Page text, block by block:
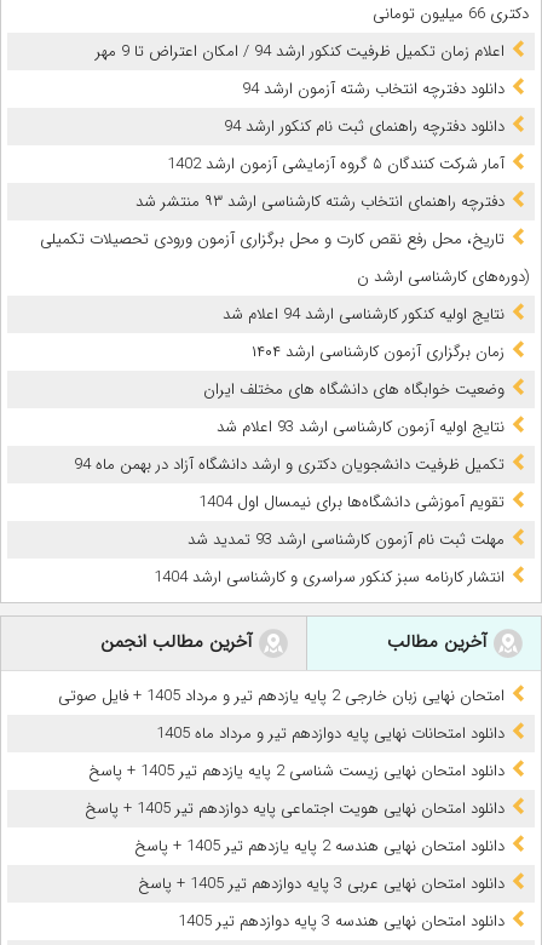
دکتری 66 میلیون تومانی
اعلام زمان تکمیل ظرفیت کنکور ارشد 94 / امکان اعتراض تا 9 مهر
دانلود دفترچه انتخاب رشته آزمون ارشد 94
دانلود دفترچه راهنمای ثبت نام کنکور ارشد 94
آمار شرکت کنندگان ۵ گروه آزمایشی آزمون ارشد 1402
دفترچه راهنمای انتخاب رشته کارشناسی ارشد ۹۳ منتشر شد
تاریخ‌، محل‌ رفع نقص کارت و محل‌ برگزاری‌ آزمون‌ ورودی‌ تحصیلات‌ تکمیلی‌
(دوره‌های‌ کارشناسی‌ ارشد ن
نتایج اولیه کنکور کارشناسی ارشد 94 اعلام شد
زمان برگزاری آزمون کارشناسی‌ ارشد ۱۴۰۴
وضعیت خوابگاه های دانشگاه های مختلف ایران
نتایج اولیه آزمون کارشناسی ارشد 93 اعلام شد
تکمیل ظرفیت دانشجویان دکتری و ارشد دانشگاه آزاد در بهمن ماه 94
تقویم آموزشی دانشگاه‌ها برای نیمسال اول 1404
مهلت ثبت نام آزمون کارشناسی ارشد 93 تمدید شد
انتشار کارنامه سبز کنکور سراسری و کارشناسی ارشد 1404
آخرین مطالب آخرین مطالب انجمن
امتحان نهایی زبان خارجی 2 پایه یازدهم تیر و مرداد 1405 + فایل صوتی
دانلود امتحانات نهایی پایه دوازدهم تیر و مرداد ماه 1405
دانلود امتحان نهایی زیست شناسی 2 پایه یازدهم تیر 1405 + پاسخ
دانلود امتحان نهایی هویت اجتماعی پایه دوازدهم تیر 1405 + پاسخ
دانلود امتحان نهایی هندسه 2 پایه یازدهم تیر 1405 + پاسخ
دانلود امتحان نهایی عربی 3 پایه دوازدهم تیر 1405 + پاسخ
دانلود امتحان نهایی هندسه 3 پایه دوازدهم تیر 1405